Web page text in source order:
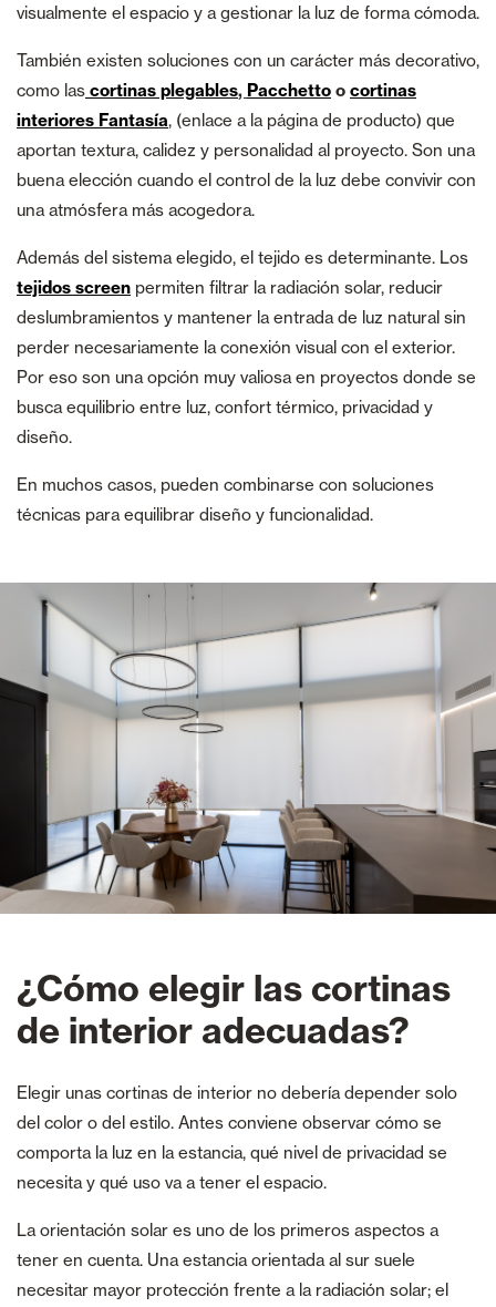
visualmente el espacio y a gestionar la luz de forma cómoda.
También existen soluciones con un carácter más decorativo,
como las cortinas plegables, Pacchetto o cortinas
interiores Fantasía, (enlace a la página de producto) que
aportan textura, calidez y personalidad al proyecto. Son una
buena elección cuando el control de la luz debe convivir con
una atmósfera más acogedora.
Además del sistema elegido, el tejido es determinante. Los
tejidos screen permiten filtrar la radiación solar, reducir
deslumbramientos y mantener la entrada de luz natural sin
perder necesariamente la conexión visual con el exterior.
Por eso son una opción muy valiosa en proyectos donde se
busca equilibrio entre luz, confort térmico, privacidad y
diseño.
En muchos casos, pueden combinarse con soluciones
técnicas para equilibrar diseño y funcionalidad.
¿Cómo elegir las cortinas
de interior adecuadas?
Elegir unas cortinas de interior no debería depender solo
del color o del estilo. Antes conviene observar cómo se
comporta la luz en la estancia, qué nivel de privacidad se
necesita y qué uso va a tener el espacio.
La orientación solar es uno de los primeros aspectos a
tener en cuenta. Una estancia orientada al sur suele
necesitar mayor protección frente a la radiación solar; el